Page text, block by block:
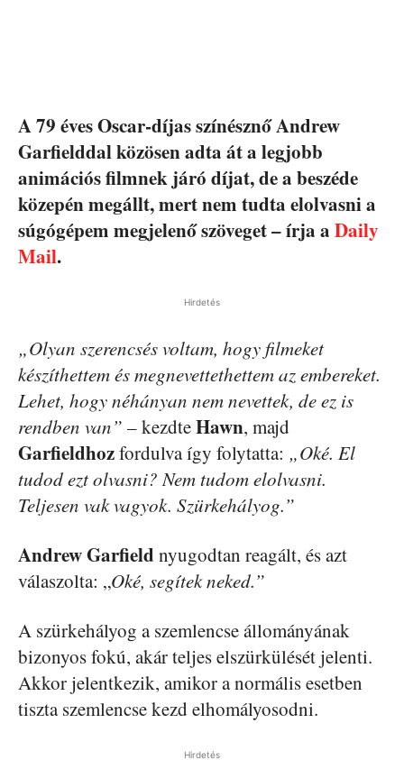
A 79 éves Oscar-díjas színésznő Andrew
Garfielddal közösen adta át a legjobb
animációs filmnek járó díjat, de a beszéde
közepén megállt, mert nem tudta elolvasni a
súgógépem megjelenő szöveget – írja a Daily
Mail.
Hirdetés
„Olyan szerencsés voltam, hogy filmeket
készíthettem és megnevettethettem az embereket.
Lehet, hogy néhányan nem nevettek, de ez is
rendben van” – kezdteHawn, majd
Garfieldhozfordulva így folytatta: „Oké. El
tudod ezt olvasni? Nem tudom elolvasni.
Teljesen vak vagyok. Szürkehályog.”
Andrew Garfield nyugodtan reagált, és azt
válaszolta: „Oké, segítek neked.”
A szürkehályog a szemlencse állományának
bizonyos fokú, akár teljes elszürkülését jelenti.
Akkor jelentkezik, amikor a normális esetben
tiszta szemlencse kezd elhomályosodni.
Hirdetés